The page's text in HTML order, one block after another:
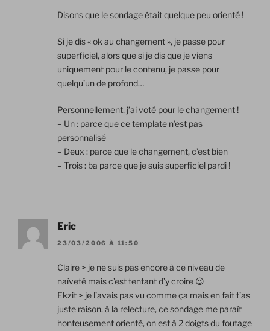
Disons que le sondage était quelque peu orienté !
Si je dis « ok au changement », je passe pour
superficiel, alors que si je dis que je viens
uniquement pour le contenu, je passe pour
quelqu’un de profond…
Personnellement, j’ai voté pour le changement !
– Un : parce que ce template n’est pas
personnalisé
– Deux : parce que le changement, c’est bien
– Trois : ba parce que je suis superficiel pardi !
Eric
23/03/2006 À 11:50
Claire > je ne suis pas encore à ce niveau de
naïveté mais c’est tentant d’y croire 😉
Ekzit > je l’avais pas vu comme ça mais en fait t’as
juste raison, à la relecture, ce sondage me paraît
honteusement orienté, on est à 2 doigts du foutage